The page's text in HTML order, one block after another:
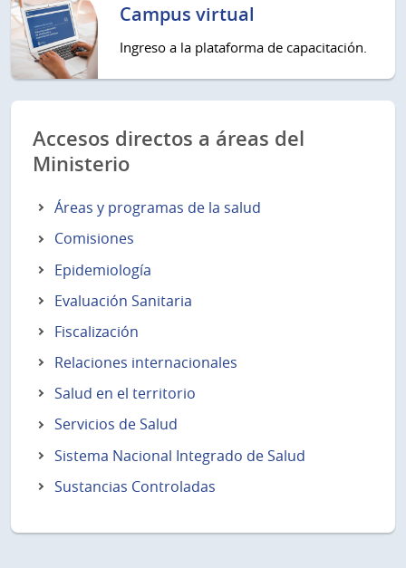
Campus virtual
Ingreso a la plataforma de capacitación.
Accesos directos a áreas del
Ministerio
Áreas y programas de la salud
Comisiones
Epidemiología
Evaluación Sanitaria
Fiscalización
Relaciones internacionales
Salud en el territorio
Servicios de Salud
Sistema Nacional Integrado de Salud
Sustancias Controladas